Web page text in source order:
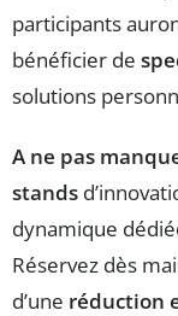
participants
bénéficier de
solutions
A ne pas
stands
dynamique
Réservez dès
d’une réduction